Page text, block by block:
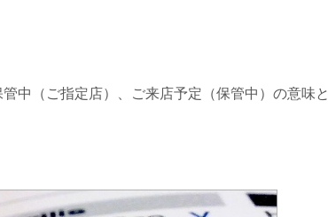
中（ご指定店）、ご来店予定（保管中）の意味と